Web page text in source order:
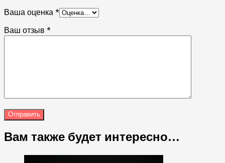
Ваша оценка *
Ваш отзыв *
Вам также будет интересно…